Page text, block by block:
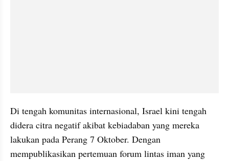
Di tengah komunitas internasional, Israel kini tengah
didera citra negatif akibat kebiadaban yang mereka
lakukan pada Perang 7 Oktober. Dengan
mempublikasikan pertemuan forum lintas iman yang